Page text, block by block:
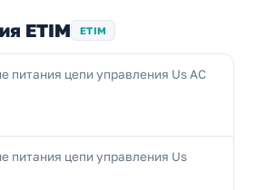
ETIM ETIM
питания цепи управления Us AC
питания цепи управления Us